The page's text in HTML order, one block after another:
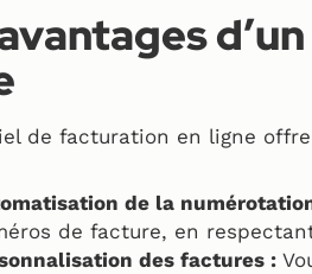
de facturation en ligne
de la
de facture, en
des factures :